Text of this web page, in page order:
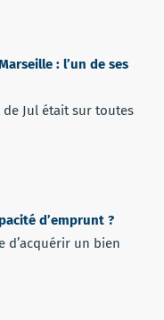
: l’un de ses
Jul était sur toutes
d’emprunt ?
d’acquérir un bien